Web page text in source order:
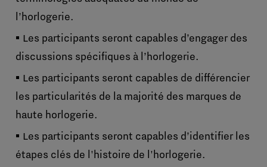
l’horlogerie.
Les participants seront capables d’engager des
discussions spécifiques à l’horlogerie.
Les participants seront capables de différencier
les particularités de la majorité des marques de
haute horlogerie.
Les participants seront capables d’identifier les
étapes clés de l'histoire de l'horlogerie.